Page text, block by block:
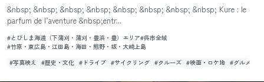
&nbsp; &nbsp; &nbsp; &nbsp; &nbsp; &nbsp; &nbsp; &nbsp; Kure : le
parfum de l’aventure &nbsp;entr...
#とびしま海道（下蒲刈・蒲刈・豊浜・豊）エリア#呉市全域
#竹原・東広島・江田島・海田・熊野・坂・大崎上島
#写真映え #歴史・文化 #ドライブ #サイクリング #クルーズ #映画・ロケ地 #グルメ・